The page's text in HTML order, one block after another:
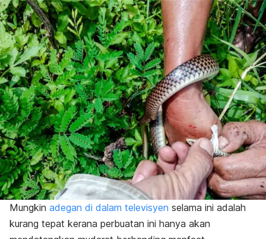
Mungkin adegan di dalam televisyen selama ini adalah
kurang tepat kerana perbuatan ini hanya akan